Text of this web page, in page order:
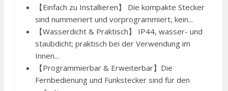
【Einfach zu Installieren】 Die kompakte Stecker
sind nummeriert und vorprogrammiert, kein...
【Wasserdicht & Praktisch】 IP44, wasser- und
staubdicht; praktisch bei der Verwendung im
Innen...
【Programmierbar & Erweiterbar】Die
Fernbedienung und Funkstecker sind für den